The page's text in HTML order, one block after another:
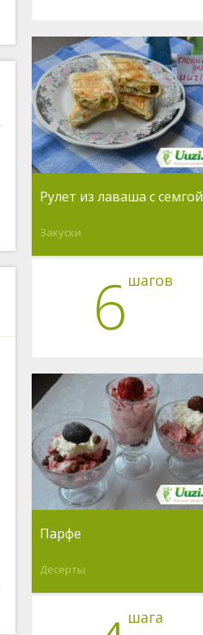
Рулет из лаваша с семгой
Закуски
6 шагов
Парфе
Десерты
шага